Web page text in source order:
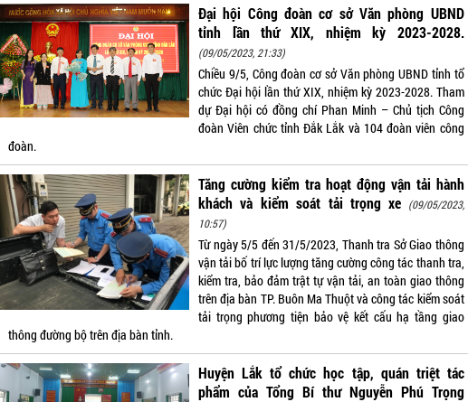
Đại hội Công đoàn cơ sở Văn phòng UBND
tỉnh lần thứ XIX, nhiệm kỳ 2023-2028.
(09/05/2023, 21:33)
Chiều 9/5, Công đoàn cơ sở Văn phòng UBND tỉnh tổ
chức Đại hội lần thứ XIX, nhiệm kỳ 2023-2028. Tham
dự Đại hội có đồng chí Phan Minh – Chủ tịch Công
đoàn Viên chức tỉnh Đắk Lắk và 104 đoàn viên công
đoàn.
Tăng cường kiểm tra hoạt động vận tải hành
khách và kiểm soát tải trọng xe (09/05/2023,
10:57)
Từ ngày 5/5 đến 31/5/2023, Thanh tra Sở Giao thông
vận tải bố trí lực lượng tăng cường công tác thanh tra,
kiểm tra, bảo đảm trật tự vận tải, an toàn giao thông
trên địa bàn TP. Buôn Ma Thuột và công tác kiểm soát
tải trọng phương tiện bảo vệ kết cấu hạ tầng giao
thông đường bộ trên địa bàn tỉnh.
Huyện Lắk tổ chức học tập, quán triệt tác
phẩm của Tổng Bí thư Nguyễn Phú Trọng